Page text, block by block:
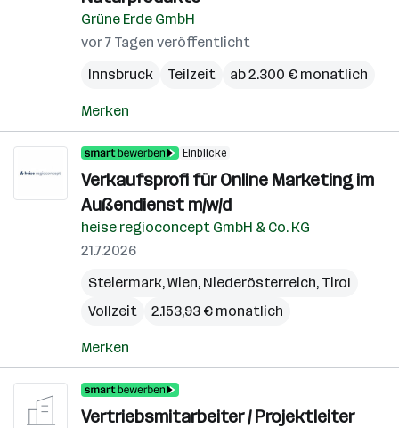
Grüne Erde GmbH
vor 7 Tagen veröffentlicht
Innsbruck
Teilzeit ab 2.300 € monatlich
Merken
Einblicke
Verkaufsprofi für Online Marketing im
Außendienst m/w/d
heise regioconcept GmbH & Co. KG
21.7.2026
Steiermark,Wien, Niederösterreich, Tirol
Vollzeit
2.153,93 € monatlich
Merken
Vertriebsmitarbeiter / Projektleiter